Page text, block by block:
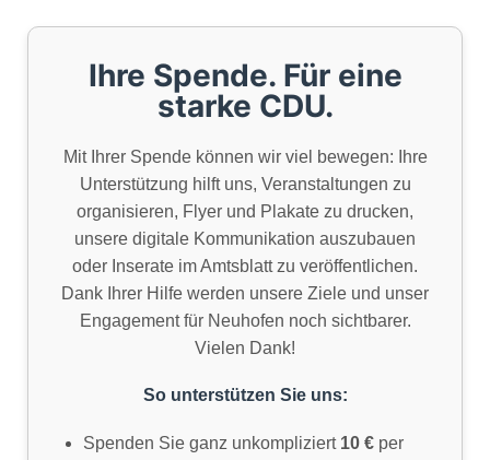
Ihre Spende. Für eine
starke CDU.
Mit Ihrer Spende können wir viel bewegen: Ihre
Unterstützung hilft uns, Veranstaltungen zu
organisieren, Flyer und Plakate zu drucken,
unsere digitale Kommunikation auszubauen
oder Inserate im Amtsblatt zu veröffentlichen.
Dank Ihrer Hilfe werden unsere Ziele und unser
Engagement für Neuhofen noch sichtbarer.
Vielen Dank!
So unterstützen Sie uns:
Spenden Sie ganz unkompliziert 10 per